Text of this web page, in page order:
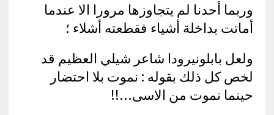
وربما أحدنا لم يتجاوزها مرورا الا عندما
أماتت بداخلة أشياء فقطعته أشلاء ؛
ولعل بابلونيرودا شاعر شيلي العظيم قد
لخص كل ذلك بقوله : نموت بلا احتضار
حينما نموت من الاسى…!!